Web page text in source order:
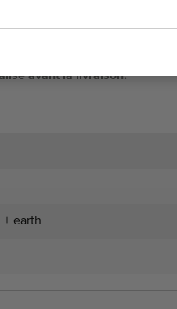
cultures, telles que
avant la livraison.
earth